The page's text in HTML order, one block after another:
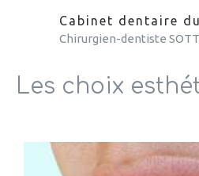
Cabinet dentaire
Chirurgien-dentiste
Les choix